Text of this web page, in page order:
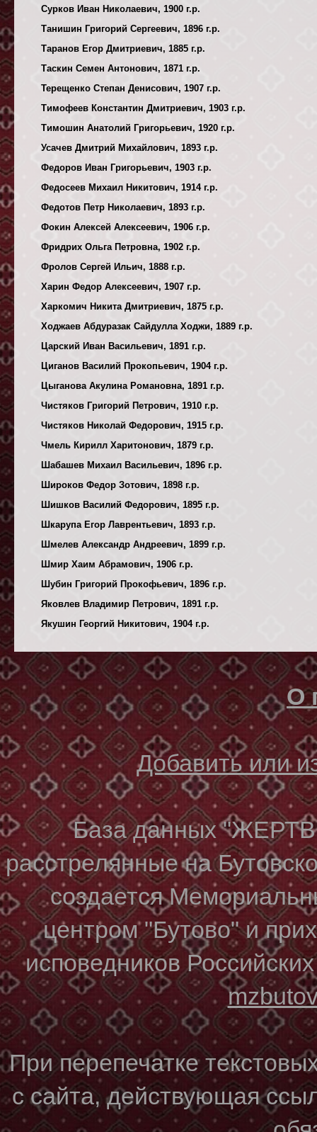
Сурков Иван Николаевич, 1900 г.р.
Танишин Григорий Сергеевич, 1896 г.р.
Таранов Егор Дмитриевич, 1885 г.р.
Таскин Семен Антонович, 1871 г.р.
Терещенко Степан Денисович, 1907 г.р.
Тимофеев Константин Дмитриевич, 1903 г.р.
Тимошин Анатолий Григорьевич, 1920 г.р.
Усачев Дмитрий Михайлович, 1893 г.р.
Федоров Иван Григорьевич, 1903 г.р.
Федосеев Михаил Никитович, 1914 г.р.
Федотов Петр Николаевич, 1893 г.р.
Фокин Алексей Алексеевич, 1906 г.р.
Фридрих Ольга Петровна, 1902 г.р.
Фролов Сергей Ильич, 1888 г.р.
Харин Федор Алексеевич, 1907 г.р.
Харкомич Никита Дмитриевич, 1875 г.р.
Ходжаев Абдуразак Сайдулла Ходжи, 1889 г.р.
Царский Иван Васильевич, 1891 г.р.
Циганов Василий Прокопьевич, 1904 г.р.
Цыганова Акулина Романовна, 1891 г.р.
Чистяков Григорий Петрович, 1910 г.р.
Чистяков Николай Федорович, 1915 г.р.
Чмель Кирилл Харитонович, 1879 г.р.
Шабашев Михаил Васильевич, 1896 г.р.
Широков Федор Зотович, 1898 г.р.
Шишков Василий Федорович, 1895 г.р.
Шкарупа Егор Лаврентьевич, 1893 г.р.
Шмелев Александр Андреевич, 1899 г.р.
Шмир Хаим Абрамович, 1906 г.р.
Шубин Григорий Прокофьевич, 1896 г.р.
Яковлев Владимир Петрович, 1891 г.р.
Якушин Георгий Никитович, 1904 г.р.
О
Добавить или
База данных
расстрелянные на
создается
центром "Бутово" и
исповедников
При перепечатке
с сайта, действующая